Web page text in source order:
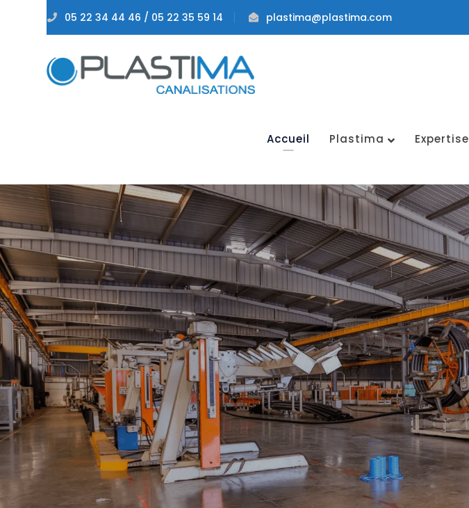
05 22 34 44 46 / 05 22 35 59 14 plastima@plastima.com
Accueil Plastima Expertise